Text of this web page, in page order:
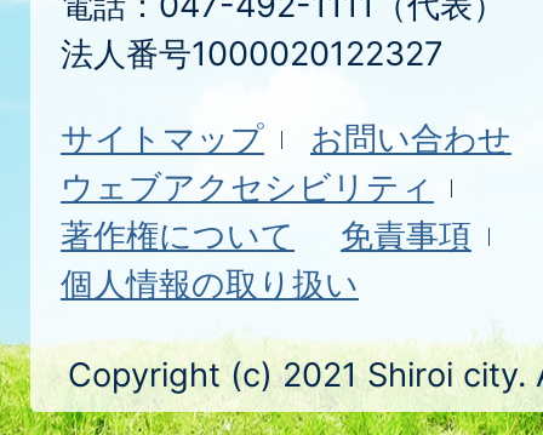
法人番号1000020122327
サイトマップ
お問い合わせ
ウェブアクセシビリティ
著作権について
免責事項
個人情報の取り扱い
Copyright (c) 2021 Shiroi city.